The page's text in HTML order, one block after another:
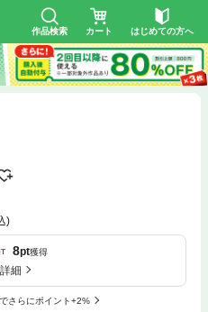
作品検索 カート はじめての方へ
)
8pt獲得
細
さらにポイント+2%